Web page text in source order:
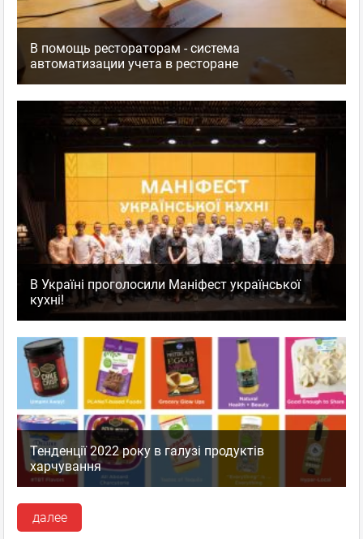
В помощь рестораторам - система
автоматизации учета в ресторане
В Україні проголосили Маніфест української
кухні!
Тенденції 2022 року в галузі продуктів
харчування
далее